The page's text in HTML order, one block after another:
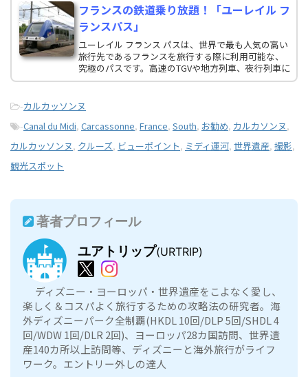
フランスの鉄道乗り放題！「ユーレイル フ
ランスパス」
ユーレイル フランス パスは、世界で最も人気の高い
旅行先であるフランスを旅行する際に利用可能な、
究極のパスです。高速のTGVや地方列車、夜行列車に
飛び乗り、この荘厳な国にある、数々の歴史財産や
う。
-カルカッソンヌ
-Canal du Midi, Carcassonne, France, South, お勧め, カルカソンヌ,
カルカッソンヌ, クルーズ, ビューポイント, ミディ運河, 世界遺産, 撮影,
観光スポット
著者プロフィール
ユアトリップ(URTRIP)
ディズニー・ヨーロッパ・世界遺産をこよなく愛し、
楽しく＆コスパよく旅行するための攻略法の研究者。海
外ディズニーパーク全制覇(HKDL 10回/DLP 5回/SHDL 4
回/WDW 1回/DLR 2回)、ヨーロッパ28カ国訪問、世界遺
産140カ所以上訪問等、ディズニーと海外旅行がライフ
ワーク。エントリー外しの達人